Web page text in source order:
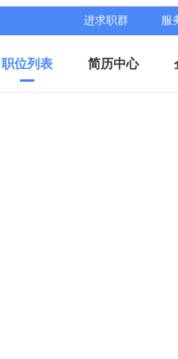
进求职群 服
职位列表 简历中心